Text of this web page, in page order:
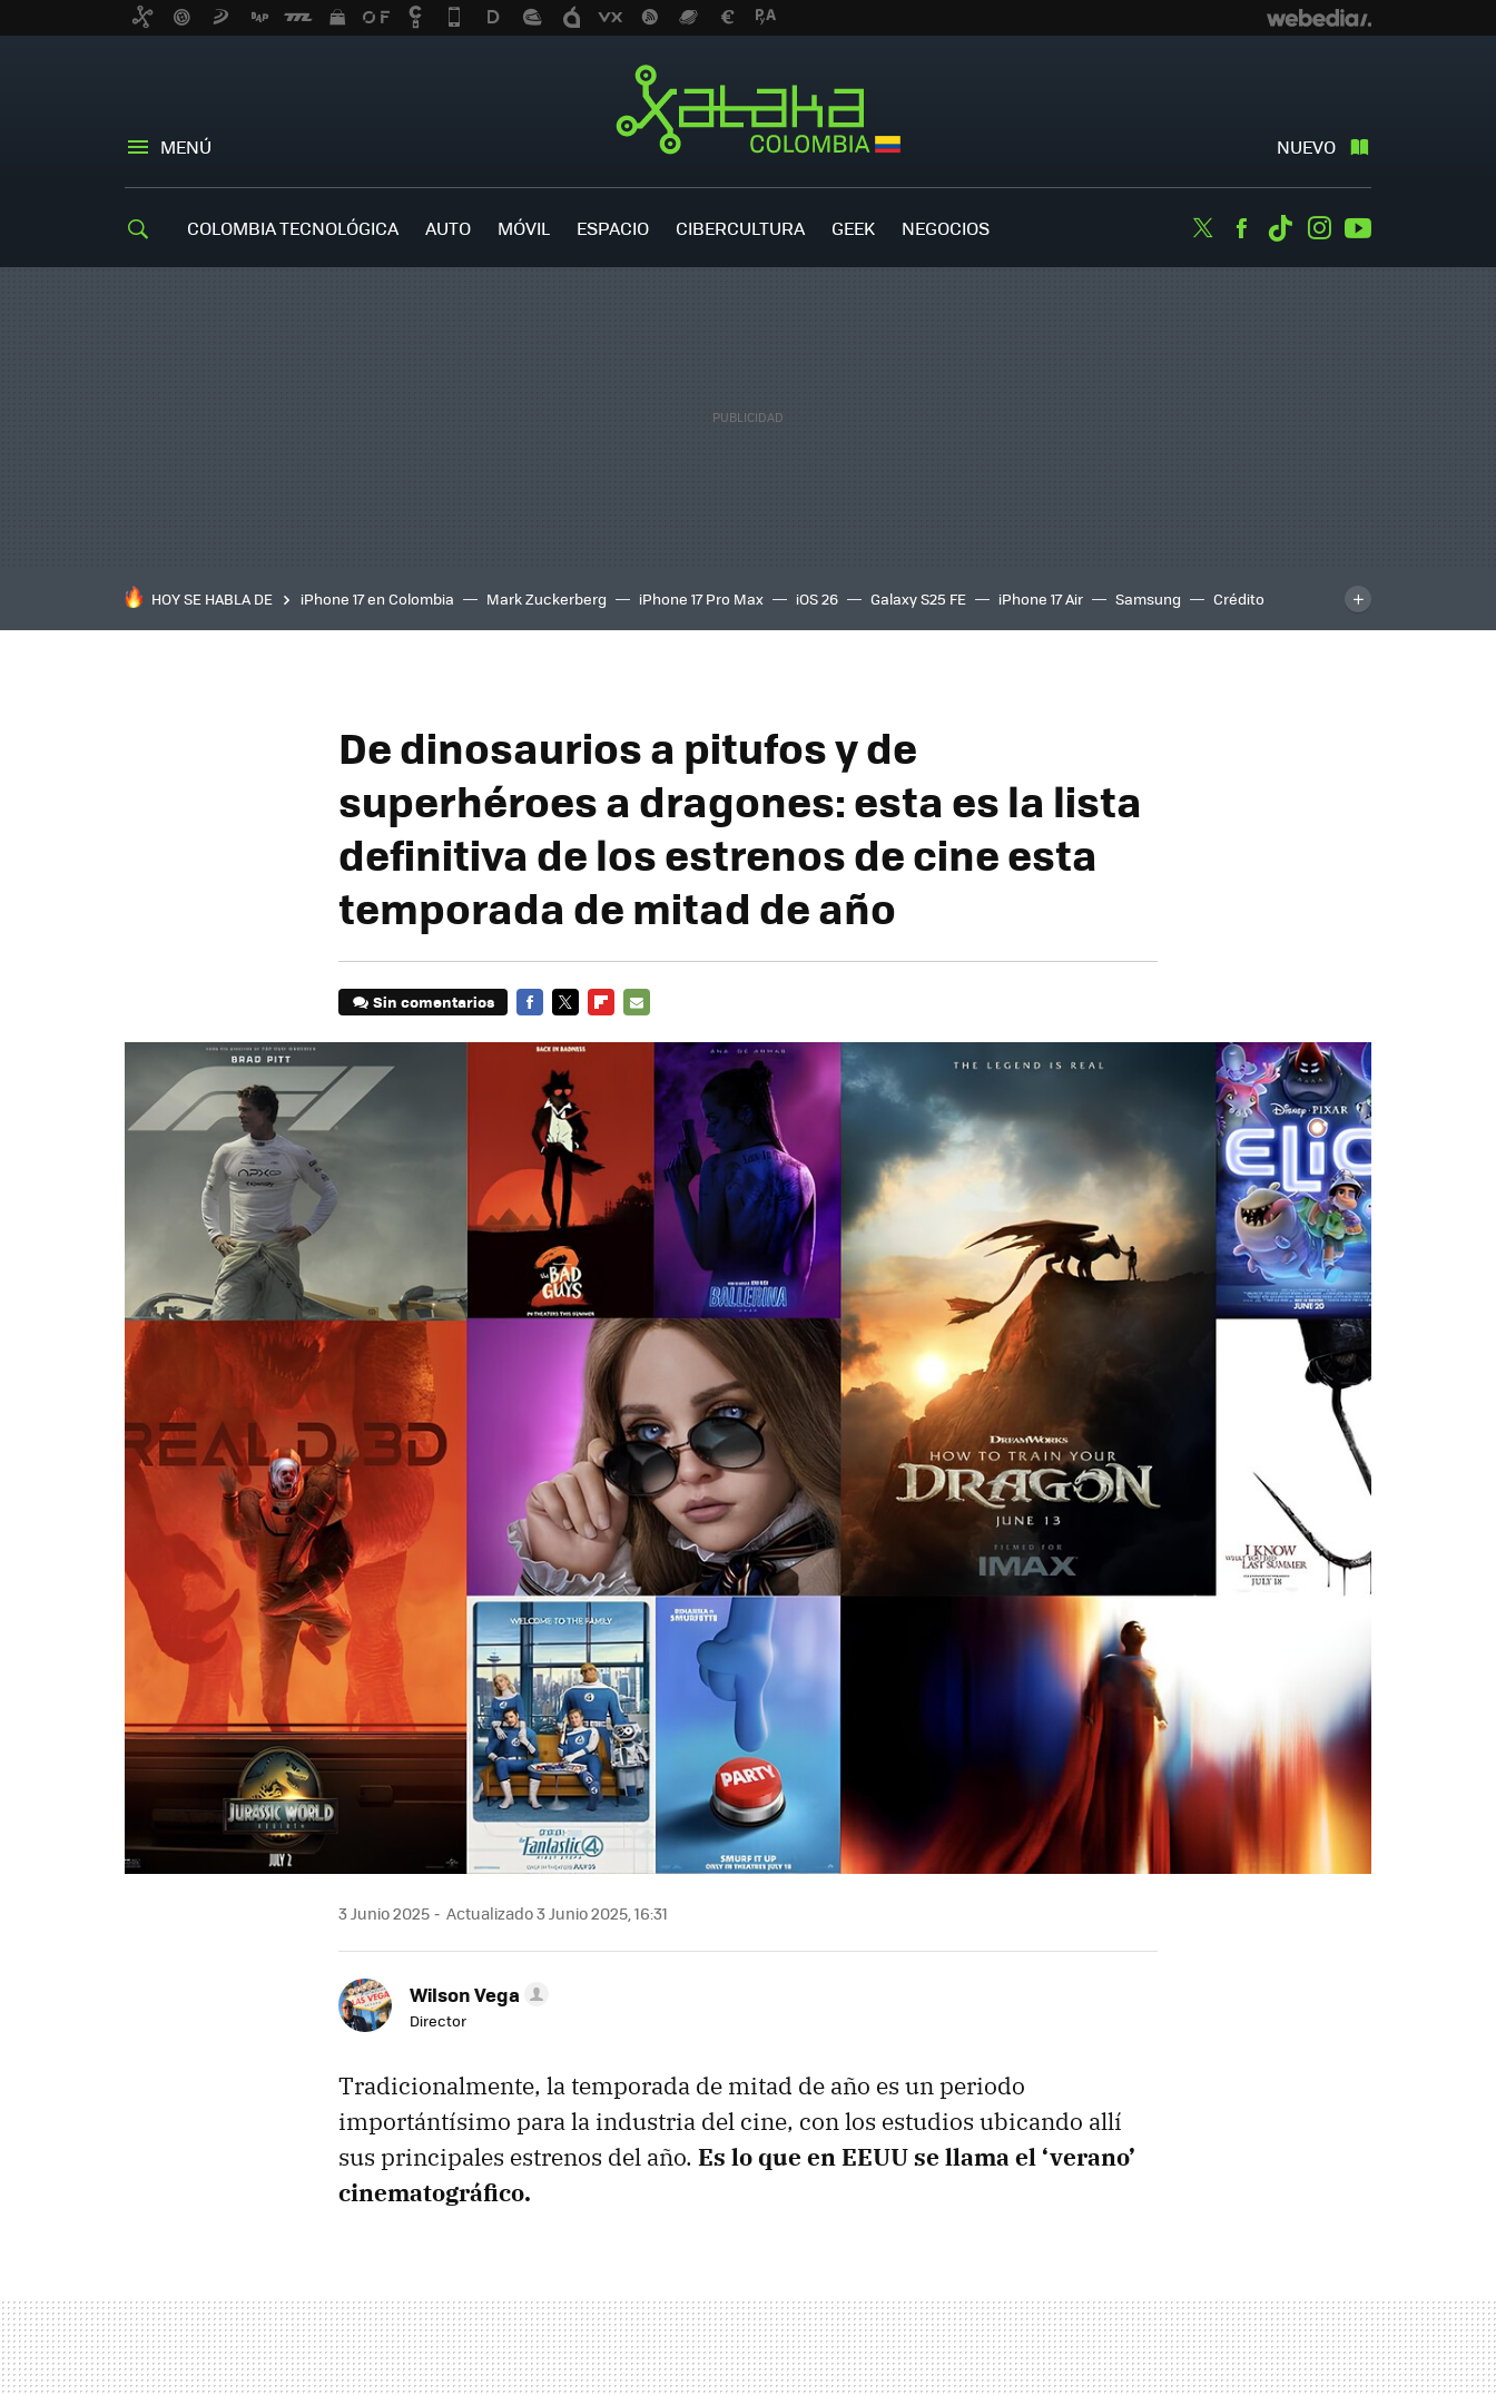
MENÚ NUEVO
COLOMBIA TECNOLÓGICA AUTO MÓVIL ESPACIO CIBERCULTURA GEEK NEGOCIOS TwitterFacebook
TiktokInstagram
HOY SE HABLA DE iPhone 17 en Colombia Mark Zuckerberg iPhone 17 Pro Max iOS 26 Galaxy S25 FE iPhone 17 Air Samsung
Crédito
inteligente
IA TCL C8K
De dinosaurios a pitufos y de
superhéroes a dragones: esta es la lista
definitiva de los estrenos de cine esta
temporada de mitad de año
Sin comentarios
MAIL
3 Junio 2025 Actualizado 3 Junio 2025, 16:31
Wilson Vega
Director
Tradicionalmente, la temporada de mitad de año es un periodo
importántísimo para la industria del cine, con los estudios ubicando allí
sus principales estrenos del año. Es lo que en EEUU se llama el ‘verano’
cinematográfico.